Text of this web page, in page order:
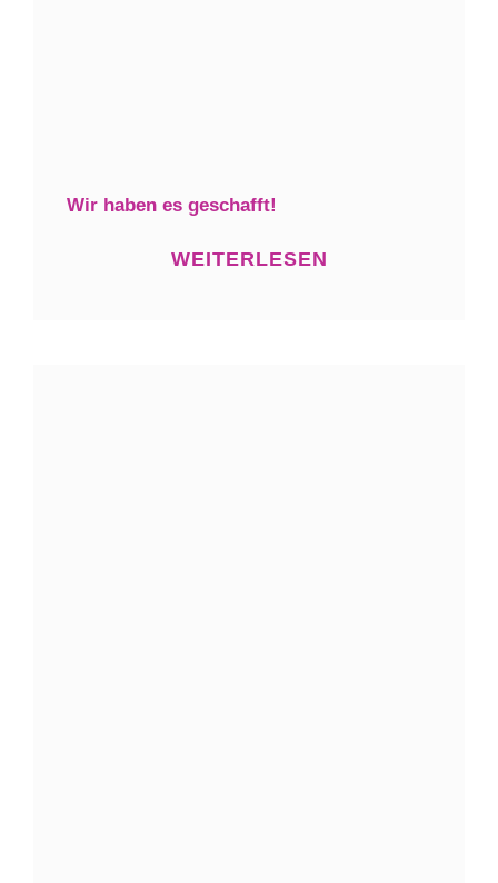
Wir haben es geschafft!
WEITERLESEN